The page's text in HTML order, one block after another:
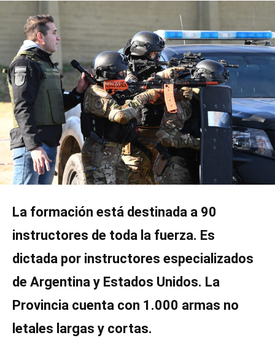
La formación está destinada a 90
instructores de toda la fuerza. Es
dictada por instructores especializados
de Argentina y Estados Unidos. La
Provincia cuenta con 1.000 armas no
letales largas y cortas.